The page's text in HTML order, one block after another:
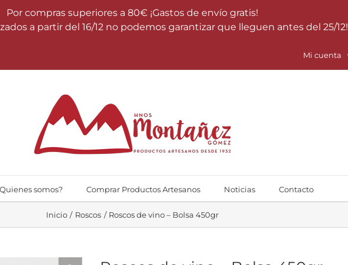
Por compras superiores a 80€ ¡Gastos de envío gratis!
a partir del 16/12 no podemos garantizar que lleguen antes del 25/12!
Mi cuenta
somos? Comprar Productos Artesanos Noticias Contacto
Inicio Roscos Roscos de vino – Bolsa 450gr